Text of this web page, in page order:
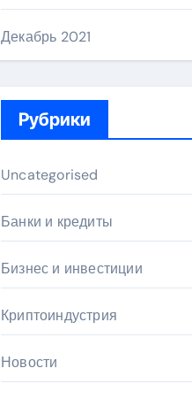
Декабрь 2021
Рубрики
Uncategorised
Банки и кредиты
Бизнес и инвестиции
Криптоиндустрия
Новости